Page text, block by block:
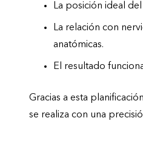
La posición ideal
La relación con
anatómicas.
El resultado
Gracias a esta
se realiza con una